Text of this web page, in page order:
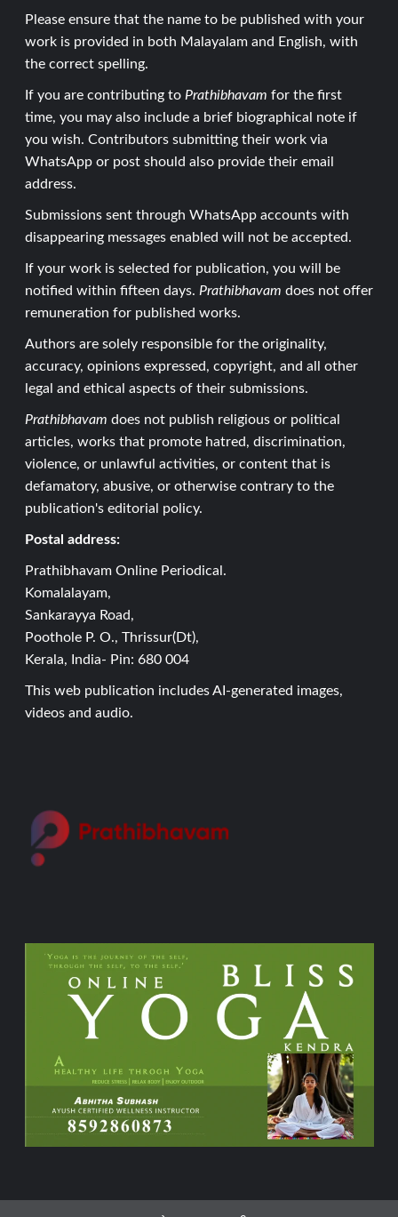
Please ensure that the name to be published with your
work is provided in both Malayalam and English, with
the correct spelling.
If you are contributing to Prathibhavam for the first
time, you may also include a brief biographical note if
you wish. Contributors submitting their work via
WhatsApp or post should also provide their email
address.
Submissions sent through WhatsApp accounts with
disappearing messages enabled will not be accepted.
If your work is selected for publication, you will be
notified within fifteen days. Prathibhavam does not offer
remuneration for published works.
Authors are solely responsible for the originality,
accuracy, opinions expressed, copyright, and all other
legal and ethical aspects of their submissions.
Prathibhavam does not publish religious or political
articles, works that promote hatred, discrimination,
violence, or unlawful activities, or content that is
defamatory, abusive, or otherwise contrary to the
publication's editorial policy.
Postal address:
Prathibhavam Online Periodical.
Komalalayam,
Sankarayya Road,
Poothole P. O., Thrissur(Dt),
Kerala, India- Pin: 680 004
This web publication includes AI-generated images,
videos and audio.